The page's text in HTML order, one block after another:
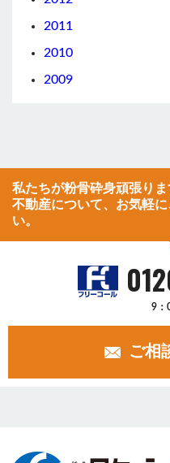
2011
2010
2009
私たちが粉骨砕身頑張り
不動産について、お気軽
い。
9：
ご相